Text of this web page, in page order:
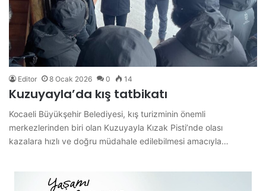
Editor 8 Ocak 2026 0 14
Kuzuyayla’da kış tatbikatı
Kocaeli Büyükşehir Belediyesi, kış turizminin önemli
merkezlerinden biri olan Kuzuyayla Kızak Pisti’nde olası
kazalara hızlı ve doğru müdahale edilebilmesi amacıyla…